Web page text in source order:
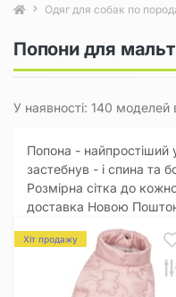
Одяг для собак по
Попони для
У наявності: 140 моделей
Попона - найпростіший
застебнув - і спина та
Розмірна сітка до
доставка Новою
Хіт продажу